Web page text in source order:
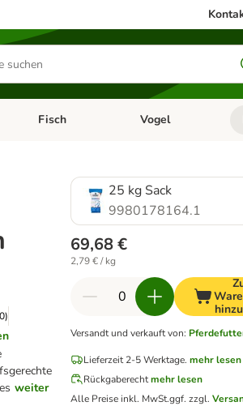
Hundefutter & Zubehör
Kategorie-Menü öffnen: Kleintier
Fisch Kategorie-Menü
Vogel
0)
weiter
25 kg Sack
9980178164.1
69,68 €
2,79 € / kg
Versandt und verkauft von:
Lieferzeit 2-5 Werktage. mehr lesen
Rückgaberechtmehr lesen
Alle Preise inkl. MwSt.ggf. zzgl.